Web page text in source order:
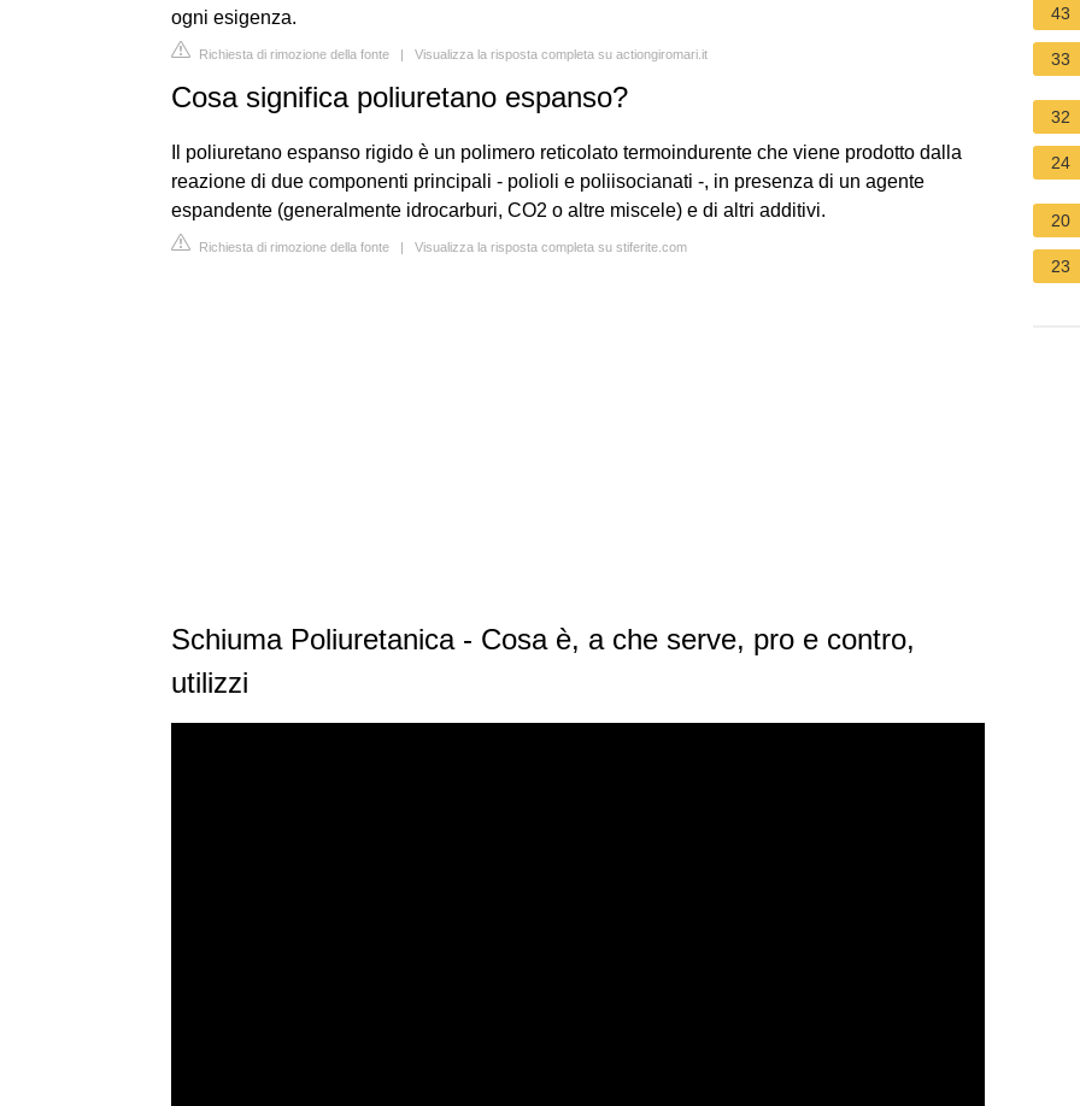
ogni esigenza.
Richiesta di rimozione della fonte | Visualizza la risposta completa su actiongiromari.it
Cosa significa poliuretano espanso?
Il poliuretano espanso rigido è un polimero reticolato termoindurente che viene prodotto dalla
reazione di due componenti principali - polioli e poliisocianati -, in presenza di un agente
espandente (generalmente idrocarburi, CO2 o altre miscele) e di altri additivi.
Richiesta di rimozione della fonte | Visualizza la risposta completa su stiferite.com
Schiuma Poliuretanica - Cosa è, a che serve, pro e contro,
utilizzi
43
33
32
24
20
23